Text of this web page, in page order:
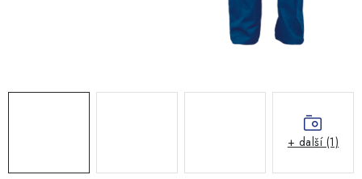
Obchodní podmínky
GDPR
+ další (1)